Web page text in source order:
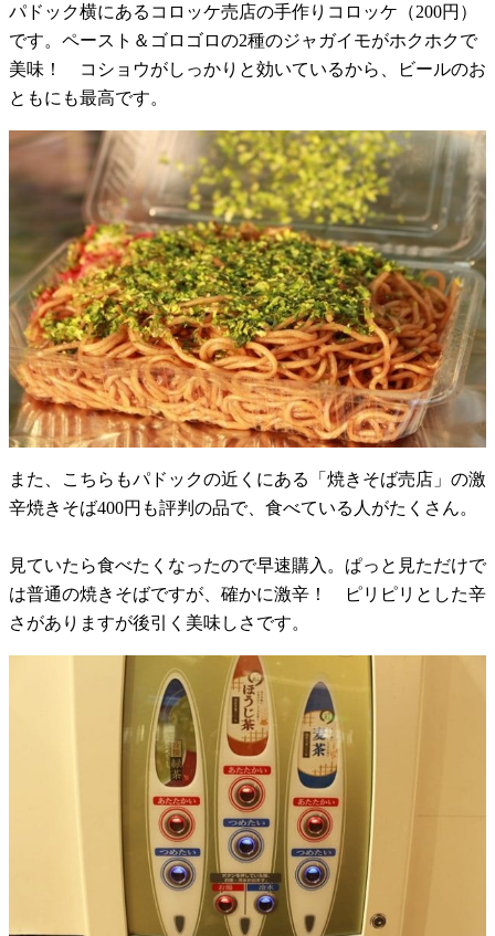
パドック横にあるコロッケ売店の手作りコロッケ（200円）
です。ペースト＆ゴロゴロの2種のジャガイモがホクホクで
美味！ コショウがしっかりと効いているから、ビールのお
ともにも最高です。
また、こちらもパドックの近くにある「焼きそば売店」の激
辛焼きそば400円も評判の品で、食べている人がたくさん。
見ていたら食べたくなったので早速購入。ぱっと見ただけで
は普通の焼きそばですが、確かに激辛！ ピリピリとした辛
さがありますが後引く美味しさです。